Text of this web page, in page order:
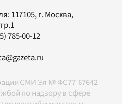
117105, г. Москва,
785-00-12
СМИ Эл № ФС77-67642
по надзору в сфере